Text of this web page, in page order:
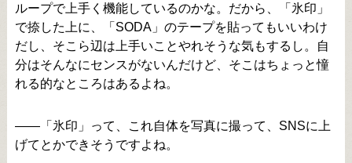
ループで上手く機能しているのかな。だから、「氷印」
で捺した上に、「SODA」のテープを貼ってもいいわけ
だし、そこら辺は上手いことやれそうな気もするし。自
分はそんなにセンスがないんだけど、そこはちょっと憧
れる的なところはあるよね。
――「氷印」って、これ自体を写真に撮って、SNSに上
げてとかできそうですよね。